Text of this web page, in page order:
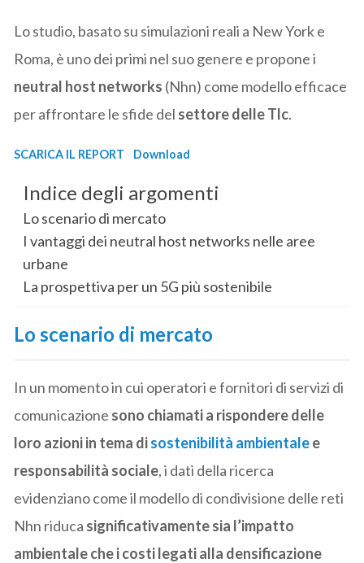
Lo studio, basato su simulazioni reali a New York e
Roma, è uno dei primi nel suo genere e propone i
neutral host networks (Nhn) come modello efficace
per affrontare le sfide del settore delle Tlc.
SCARICA IL REPORT Download
Indice degli argomenti
Lo scenario di mercato
I vantaggi dei neutral host networks nelle aree
urbane
La prospettiva per un 5G più sostenibile
Lo scenario di mercato
In un momento in cui operatori e fornitori di servizi di
comunicazione sono chiamati a rispondere delle
loro azioni in tema disostenibilità ambientalee
responsabilità sociale, i dati della ricerca
evidenziano come il modello di condivisione delle reti
Nhn riduca significativamente sia l’impatto
ambientale che i costi legati alla densificazione